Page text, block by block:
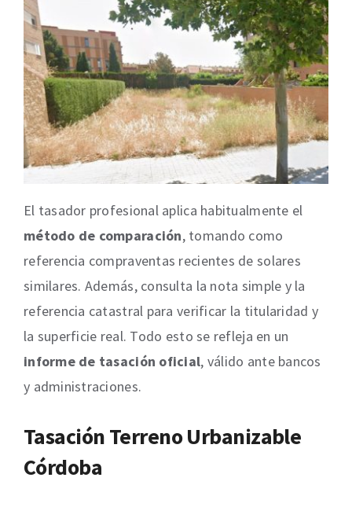
El tasador profesional aplica habitualmente el
método de comparación, tomando como
referencia compraventas recientes de solares
similares. Además, consulta la nota simple y la
referencia catastral para verificar la titularidad y
la superficie real. Todo esto se refleja en un
informe de tasación oficial, válido ante bancos
y administraciones.
Tasación Terreno Urbanizable
Córdoba